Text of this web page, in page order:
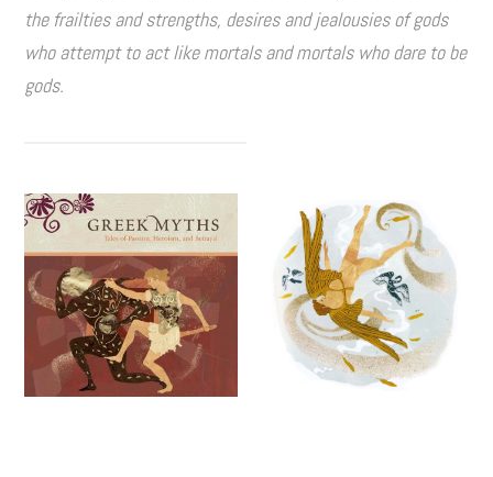
the frailties and strengths, desires and jealousies of gods
who attempt to act like mortals and mortals who dare to be
gods.